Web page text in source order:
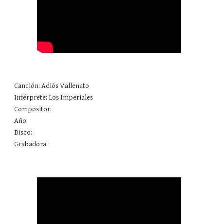
Canción: Adiós Vallenato
Intérprete: Los Imperiales
Compositor:
Año:
Disco:
Grabadora: